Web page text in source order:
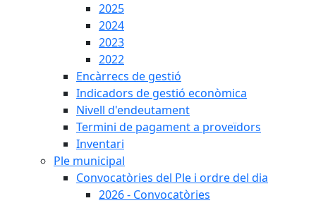
2025
2024
2023
2022
Encàrrecs de gestió
Indicadors de gestió econòmica
Nivell d'endeutament
Termini de pagament a proveïdors
Inventari
Ple municipal
Convocatòries del Ple i ordre del dia
2026 - Convocatòries